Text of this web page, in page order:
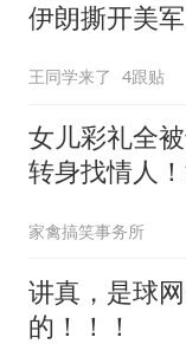
伊朗撕开美
王同学来了 4跟贴
女儿彩礼全
转身找情人
家禽搞笑事务所
讲真，是球
的！！！